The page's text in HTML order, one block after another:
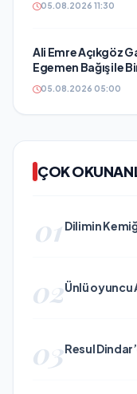
05.08.2026 11:30
Ali Emre Açıkgöz
Egemen Bağış ile
05.08.2026 05:00
ÇOK
01 Dilimin
02Ünlü oyuncu
03Resul